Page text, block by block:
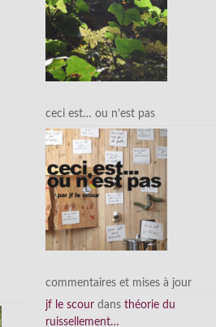
ceci est… ou n’est pas
commentaires et mises à jour
jf le scour dans théorie du
ruissellement…